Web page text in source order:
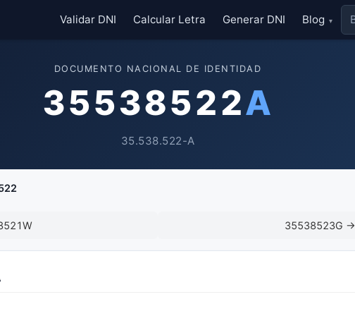
Validar DNI Calcular Letra Generar DNI Blog ▾
DOCUMENTO NACIONAL DE IDENTIDAD
35538522A
35.538.522-A
35538523G →